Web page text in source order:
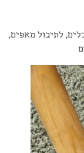
לתיבול מאפים,